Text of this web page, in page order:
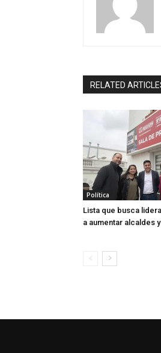
RELATED
Política
Lista que busca
a aumentar alcaldes